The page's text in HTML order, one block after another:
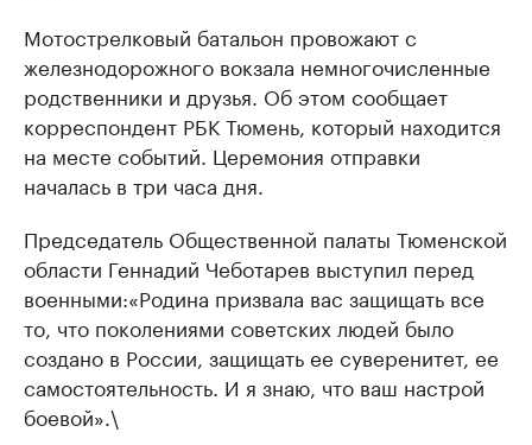
Мотострелковый батальон провожают с
железнодорожного вокзала немногочисленные
родственники и друзья. Об этом сообщает
корреспондент РБК Тюмень, который находится
на месте событий. Церемония отправки
началась в три часа дня.
Председатель Общественной палаты Тюменской
области Геннадий Чеботарев выступил перед
военными:«Родина призвала вас защищать все
то, что поколениями советских людей было
создано в России, защищать ее суверенитет, ее
самостоятельность. И я знаю, что ваш настрой
боевой».\